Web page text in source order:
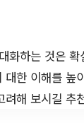
화하는 것은
한 이해를
려해 보시길 추